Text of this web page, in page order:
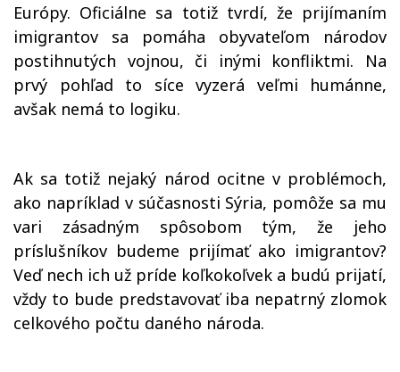
Európy. Oficiálne sa totiž tvrdí, že prijímaním
imigrantov sa pomáha obyvateľom národov
postihnutých vojnou, či inými konfliktmi. Na
prvý pohľad to síce vyzerá veľmi humánne,
avšak nemá to logiku.
Ak sa totiž nejaký národ ocitne v problémoch,
ako napríklad v súčasnosti Sýria, pomôže sa mu
vari zásadným spôsobom tým, že jeho
príslušníkov budeme prijímať ako imigrantov?
Veď nech ich už príde koľkokoľvek a budú prijatí,
vždy to bude predstavovať iba nepatrný zlomok
celkového počtu daného národa.